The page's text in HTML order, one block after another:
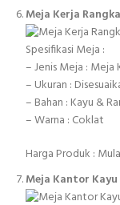
Meja Kerja
Spesifikasi Meja :
– Jenis Meja : Meja
– Ukuran :
– Bahan : Kayu &
– Warna : Coklat
Harga Produk :
Meja Kantor Kayu